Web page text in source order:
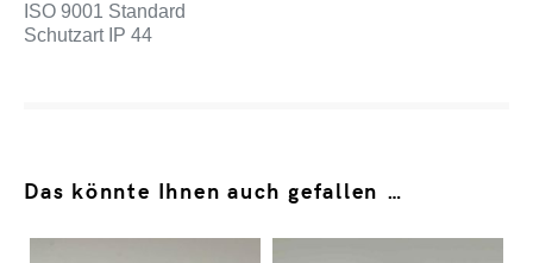
ISO 9001 Standard
Schutzart IP 44
Das könnte Ihnen auch gefallen …